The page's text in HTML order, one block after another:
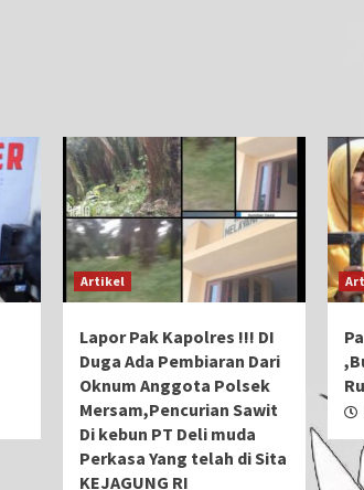
Artikel
Lapor Pak Kapolres !!! DI
Duga Ada Pembiaran Dari
Oknum Anggota Polsek
Mersam,Pencurian Sawit
Di kebun PT Deli muda
Perkasa Yang telah di Sita
KEJAGUNG RI